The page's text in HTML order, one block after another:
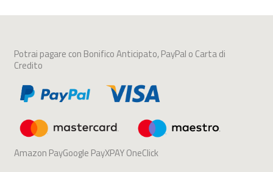
Potrai pagare con Bonifico Anticipato, PayPal o Carta di
Credito
Amazon PayGoogle PayXPAY OneClick